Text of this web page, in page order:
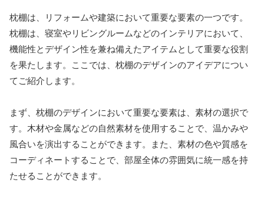
枕棚は、リフォームや建築において重要な要素の一つです。
枕棚は、寝室やリビングルームなどのインテリアにおいて、
機能性とデザイン性を兼ね備えたアイテムとして重要な役割
を果たします。ここでは、枕棚のデザインのアイデアについ
てご紹介します。
まず、枕棚のデザインにおいて重要な要素は、素材の選択で
す。木材や金属などの自然素材を使用することで、温かみや
風合いを演出することができます。また、素材の色や質感を
コーディネートすることで、部屋全体の雰囲気に統一感を持
たせることができます。